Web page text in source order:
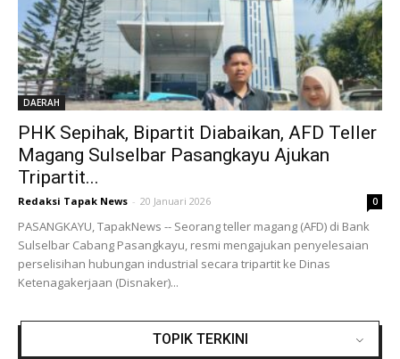
DAERAH
PHK Sepihak, Bipartit Diabaikan, AFD Teller
Magang Sulselbar Pasangkayu Ajukan
Tripartit...
Redaksi Tapak News - 20 Januari 2026 0
PASANGKAYU, TapakNews -- Seorang teller magang (AFD) di Bank
Sulselbar Cabang Pasangkayu, resmi mengajukan penyelesaian
perselisihan hubungan industrial secara tripartit ke Dinas
Ketenagakerjaan (Disnaker)...
TOPIK TERKINI